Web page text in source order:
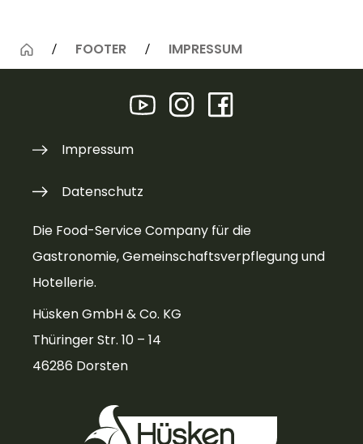
FOOTER IMPRESSUM
Die Food-Service Company für die
Gastronomie, Gemeinschaftsverpflegung und
Hotellerie.
Hüsken GmbH & Co. KG
Thüringer Str. 10 – 14
46286 Dorsten
Impressum
Datenschutz